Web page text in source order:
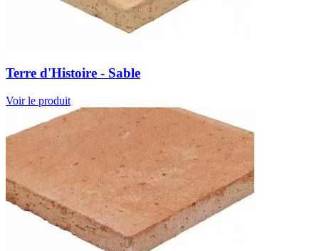
Terre d'Histoire - Sable
Voir le produit